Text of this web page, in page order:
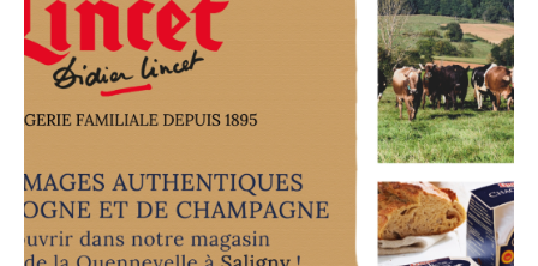
Menu du jour